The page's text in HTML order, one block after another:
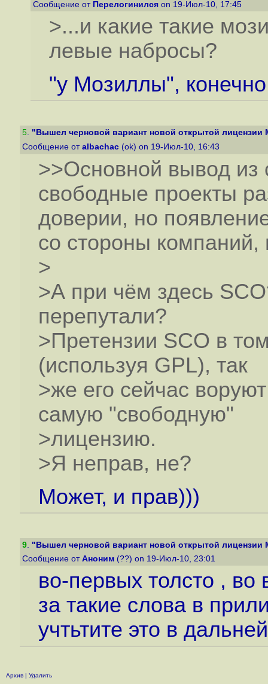
Сообщение от Перелогинился on 19-Июл-10, 17:45
>...и какие такие
левые набросы?
"у Мозиллы",
5. "Вышел черновой вариант новой открытой лицензии
Сообщение от albachac (ok) on 19-Июл-10, 16:43
>>Основной вывод из
свободные проекты
доверии, но
со стороны
>
>А при чём здесь
перепутали?
>Претензии SCO в
(используя GPL), так
>же его сейчас
самую "свободную"
>лицензию.
>Я неправ, не?
Может, и прав)))
9. "Вышел черновой вариант новой открытой лицензии
Сообщение от Аноним (??) on 19-Июл-10, 23:01
во-первых толсто , во
за такие слова в
учтьтите это в
Архив | Удалить